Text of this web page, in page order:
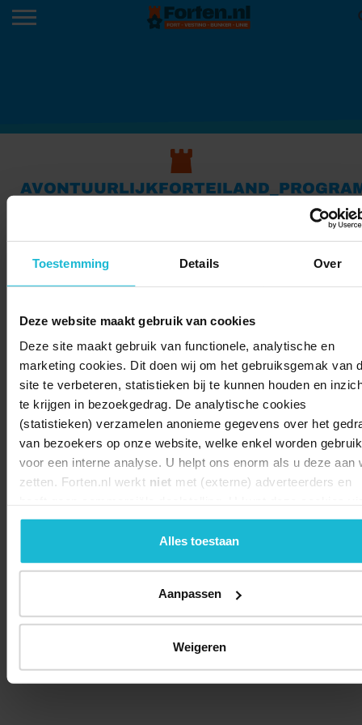
Toestemming Details Over
Deze website maakt gebruik van cookies
Deze site maakt gebruik van functionele, analytische en
marketing cookies. Dit doen wij om het gebruiksgemak van
site te verbeteren, statistieken bij te kunnen houden en
te krijgen in bezoekgedrag. De analytische cookies
(statistieken) verzamelen anonieme gegevens over het
van bezoekers op onze website, welke enkel worden
voor een interne analyse. U helpt ons enorm als u deze aan
zetten. Forten.nl werkt niet met (externe) adverteerders en
de knoppen accepteren, beheren of weigeren.
Alles toestaan
Aanpassen
Weigeren
© 2026 Stichting Forten Nederland
Forten.nl wordt ondersteund door de